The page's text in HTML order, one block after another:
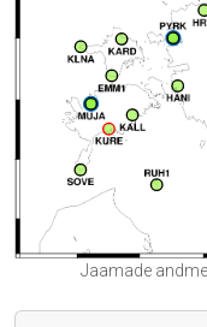
Jaamade